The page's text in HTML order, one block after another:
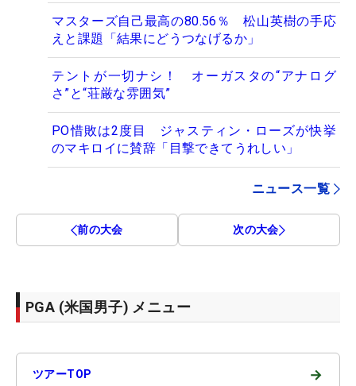
マスターズ自己最高の80.56％ 松山英樹の手応
えと課題「結果にどうつなげるか」
テントが一切ナシ！ オーガスタの“アナログ
さ”と“荘厳な雰囲気”
PO惜敗は2度目 ジャスティン・ローズが快挙
のマキロイに賛辞「目撃できてうれしい」
ニュース一覧
前の大会 次の大会
PGA (米国男子) メニュー
ツアーTOP →